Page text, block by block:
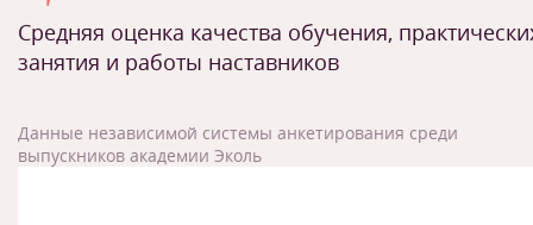
Средняя оценка качества обучения,
занятия и работы наставников
Данные независимой системы анкетирования среди
выпускников академии Эколь